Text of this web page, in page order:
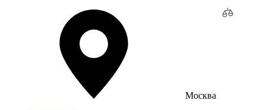
Москва